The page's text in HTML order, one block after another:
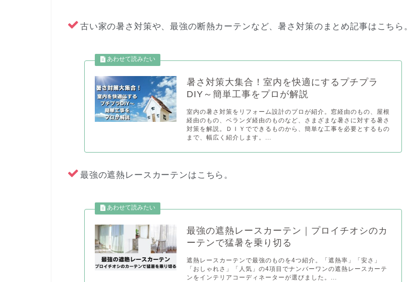
古い家の暑さ対策や、最強の断熱カーテンなど、暑さ対策のまとめ記事はこちら。
暑さ対策大集合！室内を快適にするプチプラ
DIY～簡単工事をプロが解説
室内の暑さ対策をリフォーム設計のプロが紹介。窓経由のもの、屋根
経由のもの、ベランダ経由のものなど、さまざまな暑さに対する暑さ
対策を解説。ＤＩＹでできるものから、簡単な工事を必要とするもの
まで、幅広く紹介します。...
最強の遮熱レースカーテンはこちら。
最強の遮熱レースカーテン｜プロイチオシのカ
ーテンで猛暑を乗り切る
遮熱レースカーテンで最強のものを4つ紹介。「遮熱率」「安さ」
「おしゃれさ」「人気」の4項目でナンバーワンの遮熱レースカーテ
ンをインテリアコーディネーターが選びました。...